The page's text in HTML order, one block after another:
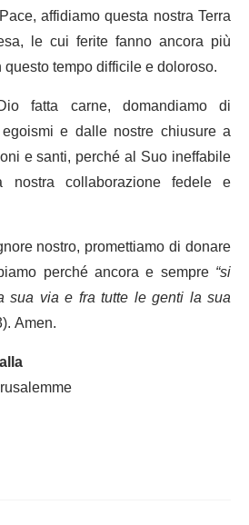
affidiamo questa nostra Terra
le cui ferite fanno ancora più
tempo difficile e doloroso.
fatta carne, domandiamo di
e dalle nostre chiusure a
e santi, perché al Suo ineffabile
nostra collaborazione fedele e
nostro, promettiamo di donare
perché ancora e sempre “si
sua via e fra tutte le genti la sua
Amen.